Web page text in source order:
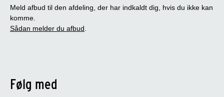
Meld afbud til den afdeling, der har indkaldt dig, hvis du ikke kan
komme.
Sådan melder du afbud
Følg med